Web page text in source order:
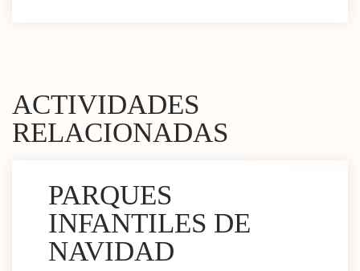
ACTIVIDADES
RELACIONADAS
PARQUES
INFANTILES DE
NAVIDAD